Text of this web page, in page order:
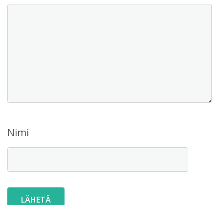
Nimi